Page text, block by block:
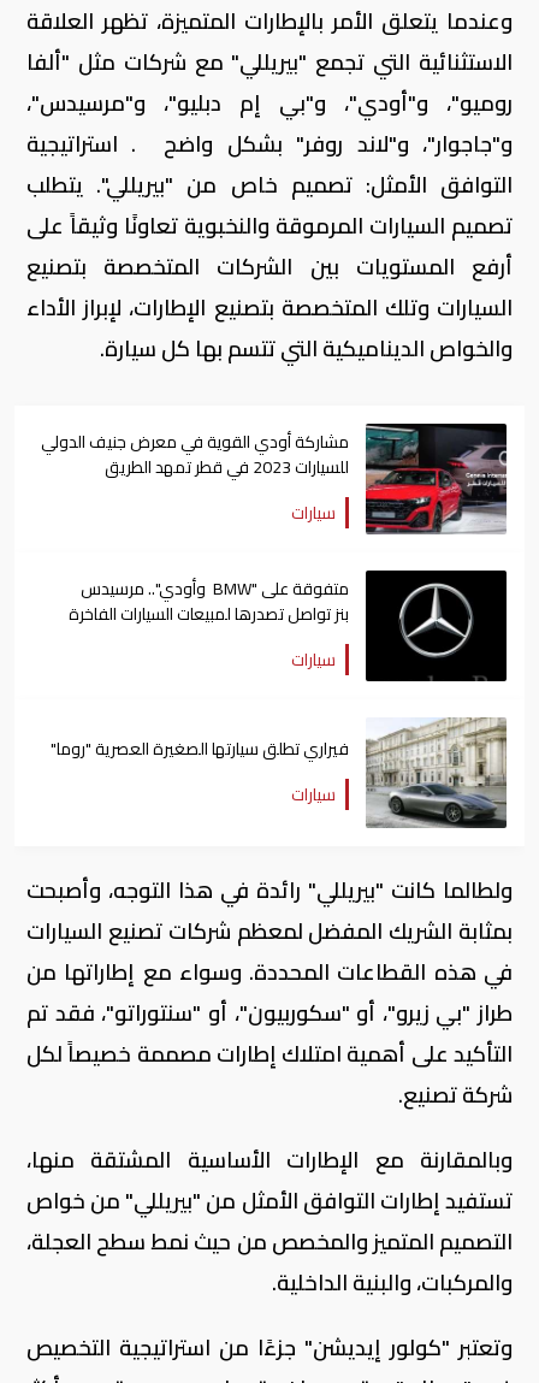
وعندما يتعلق الأمر بالإطارات المتميزة، تظهر العلاقة
الاستثنائية التي تجمع "بيريللي" مع شركات مثل "ألفا
روميو"، و"أودي"، و"بي إم دبليو"، و"مرسيدس"،
و"جاجوار"، و"لاند روفر" بشكل واضح . استراتيجية
التوافق الأمثل: تصميم خاص من "بيريللي". يتطلب
تصميم السيارات المرموقة والنخبوية تعاونًا وثيقاً على
أرفع المستويات بين الشركات المتخصصة بتصنيع
السيارات وتلك المتخصصة بتصنيع الإطارات، لإبراز الأداء
والخواص الديناميكية التي تتسم بها كل سيارة.
مشاركة أودي القوية في معرض جنيف الدولي
للسيارات 2023 في قطر تمهد الطريق
لمستقبل يتميز بالتقدم
سيارات
متفوقة على "BMW وأودي".. مرسيدس
بنز تواصل تصدرها لمبيعات السيارات الفاخرة
للعام الـ4 على التوالي
سيارات
فيراري تطلق سيارتها الصغيرة العصرية "روما"
سيارات
ولطالما كانت "بيريللي" رائدة في هذا التوجه، وأصبحت
بمثابة الشريك المفضل لمعظم شركات تصنيع السيارات
في هذه القطاعات المحددة. وسواء مع إطاراتها من
طراز "بي زيرو"، أو "سكوربيون"، أو "سنتوراتو"، فقد تم
التأكيد على أهمية امتلاك إطارات مصممة خصيصاً لكل
شركة تصنيع.
وبالمقارنة مع الإطارات الأساسية المشتقة منها،
تستفيد إطارات التوافق الأمثل من "بيريللي" من خواص
التصميم المتميز والمخصص من حيث نمط سطح العجلة،
والمركبات، والبنية الداخلية.
وتعتبر "كولور إيديشن" جزءًا من استراتيجية التخصيص